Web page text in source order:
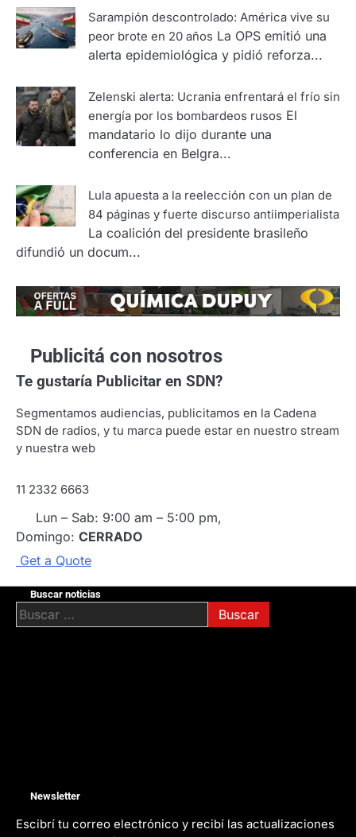
Sarampión descontrolado: América vive su
peor brote en 20 años La OPS emitió una
alerta epidemiológica y pidió reforza...
Zelenski alerta: Ucrania enfrentará el frío sin
energía por los bombardeos rusos El
mandatario lo dijo durante una
conferencia en Belgra...
Lula apuesta a la reelección con un plan de
84 páginas y fuerte discurso antiimperialista
La coalición del presidente brasileño
difundió un docum...
Publicitá con nosotros
Te gustaría Publicitar en SDN?
Segmentamos audiencias, publicitamos en la Cadena
SDN de radios, y tu marca puede estar en nuestro stream
y nuestra web
11 2332 6663
Lun – Sab: 9:00 am – 5:00 pm,
Domingo: CERRADO
Get a Quote
Buscar noticias
Buscar:
Newsletter
Escibrí tu correo electrónico y recibí las actualizaciones